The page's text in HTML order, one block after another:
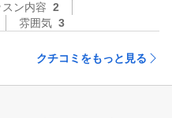
スン内容 2
雰囲気 3
クチコミをもっと見る